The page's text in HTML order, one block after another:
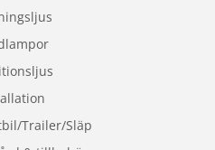
Trailer/Släp